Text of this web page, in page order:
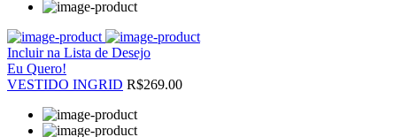
Incluir na Lista de Desejo
Eu Quero!
VESTIDO INGRID R$269.00